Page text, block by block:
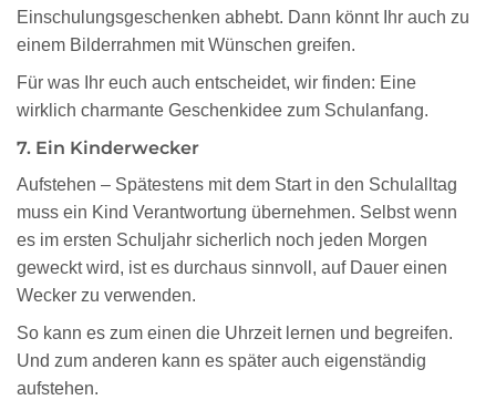
Einschulungsgeschenken abhebt. Dann könnt Ihr auch zu
einem Bilderrahmen mit Wünschen greifen.
Für was Ihr euch auch entscheidet, wir finden: Eine
wirklich charmante Geschenkidee zum Schulanfang.
7. Ein Kinderwecker
Aufstehen – Spätestens mit dem Start in den Schulalltag
muss ein Kind Verantwortung übernehmen. Selbst wenn
es im ersten Schuljahr sicherlich noch jeden Morgen
geweckt wird, ist es durchaus sinnvoll, auf Dauer einen
Wecker zu verwenden.
So kann es zum einen die Uhrzeit lernen und begreifen.
Und zum anderen kann es später auch eigenständig
aufstehen.